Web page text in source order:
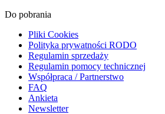
Do pobrania
Pliki Cookies
Polityka prywatności RODO
Regulamin sprzedaży
Regulamin pomocy technicznej
Współpraca / Partnerstwo
FAQ
Ankieta
Newsletter